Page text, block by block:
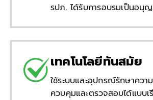
รปภ. ได้รับการอบรมเป็นอนุ
เทคโนโลยีทันสมัย
ใช้ระบบและอุปกรณ์รักษาคว
ควบคุมและตรวจสอบได้แบบเ